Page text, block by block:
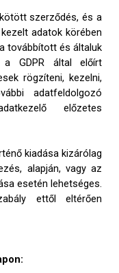
szerződés, és a
adatok körében
továbbított és általuk
GDPR által előírt
rögzíteni, kezelni,
adatfeldolgozó
előzetes
kiadása kizárólag
alapján, vagy az
esetén lehetséges.
ettől eltérően